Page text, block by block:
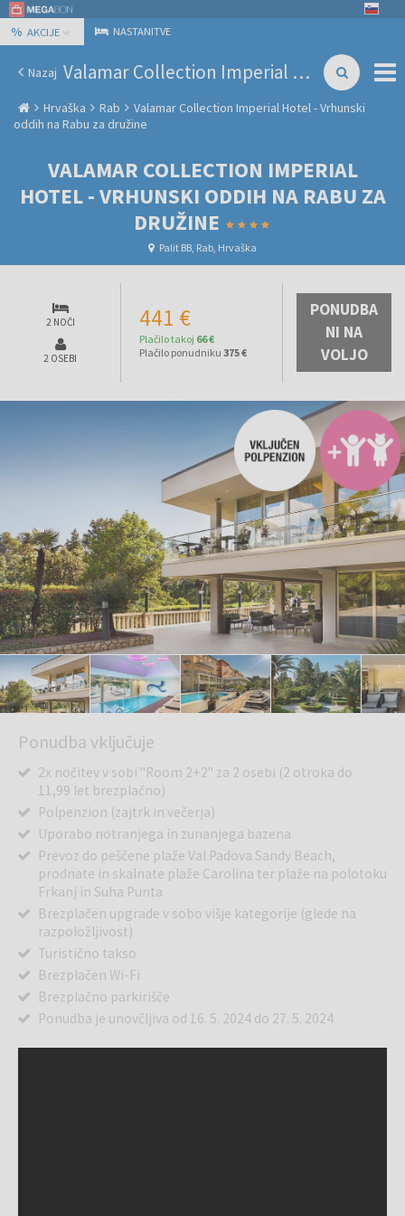
% AKCIJE NASTANITVE
Nazaj Valamar Collection Imperial Hotel - Vrhunski oddih na Rabu za družine
Hrvaška Rab
Valamar Collection Imperial Hotel - Vrhunski
oddih na Rabu za družine
VALAMAR COLLECTION IMPERIAL
HOTEL - VRHUNSKI ODDIH NA RABU ZA
DRUŽINE
Palit BB, Rab, Hrvaška
2 NOČI
2 OSEBI
441 €
Plačilo takoj 66 €
Plačilo ponudniku 375 €
PONUDBA
NI NA
VOLJO
Ponudba vključuje
2x nočitev v sobi "Room 2+2" za 2 osebi (2 otroka do
11,99 let brezplačno)
Polpenzion (zajtrk in večerja)
Uporabo notranjega in zunanjega bazena
Prevoz do peščene plaže Val Padova Sandy Beach,
prodnate in skalnate plaže Carolina ter plaže na polotoku
Frkanj in Suha Punta
Brezplačen upgrade v sobo višje kategorije (glede na
razpoložljivost)
Turistično takso
Brezplačen Wi-Fi
Brezplačno parkirišče
Ponudba je unovčljiva od 16. 5. 2024 do 27. 5. 2024